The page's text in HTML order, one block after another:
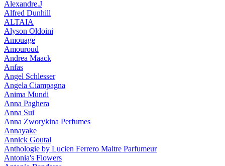
Alexandre.J
Alfred Dunhill
ALTAIA
Alyson Oldoini
Amouage
Amouroud
Andrea Maack
Anfas
Angel Schlesser
Angela Ciampagna
Anima Mundi
Anna Paghera
Anna Sui
Anna Zworykina Perfumes
Annayake
Annick Goutal
Anthologie by Lucien Ferrero Maitre Parfumeur
Antonia's Flowers